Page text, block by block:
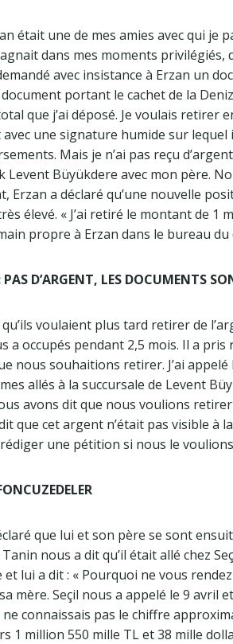
était une de mes amies avec qui je
dans mes moments
avec insistance à Erzan un
portant le cachet de la
que j’ai déposé. Je voulais retirer
une signature humide sur
Mais je n’ai pas reçu
Levent Büyükdere avec mon père.
Erzan a déclaré qu’une nouvelle
élevé. « J’ai retiré le montant de 1
propre à Erzan dans le bureau
D’ARGENT, LES DOCUMENTS
voulaient plus tard retirer de
a occupés pendant 2,5 mois. Il a
nous souhaitions retirer. J’ai
allés à la succursale de Levent
avons dit que nous voulions
que cet argent n’était pas visible à
une pétition si nous le
que lui et son père se sont
Tanin nous a dit qu’il était allé chez
lui a dit : « Pourquoi ne vous
mère. Seçil nous a appelé le 9 avril
ne connaissais pas le chiffre
1 million 550 mille TL et 38 mille